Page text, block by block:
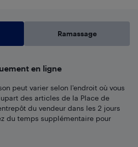
Ramassage
en ligne
peut varier selon l'endroit où vous
des articles de la Place de
du vendeur dans les 2 jours
du temps supplémentaire pour